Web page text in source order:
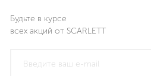
Будьте в курсе
всех акций от SCARLETT